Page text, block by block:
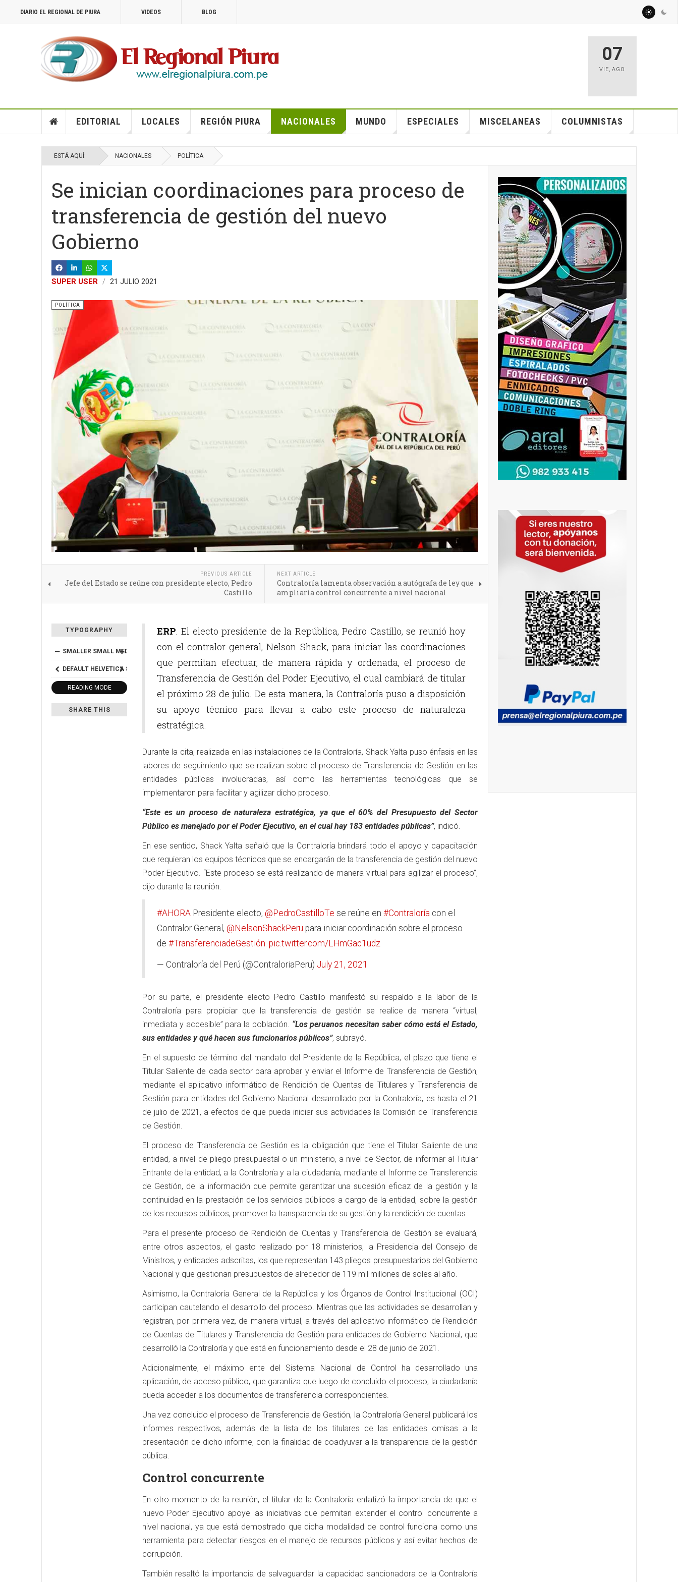
DIARIO EL REGIONAL DE PIURA VIDEOS BLOG
07
VIE,AGO
EDITORIAL LOCALES REGIÓN PIURA NACIONALES MUNDO ESPECIALES MISCELANEAS COLUMNISTAS
ESTÁ AQUÍ: NACIONALES POLÍTICA
Se inician coordinaciones para proceso de
transferencia de gestión del nuevo
Gobierno
SUPER USER 21 JULIO 2021
POLÍTICA
PREVIOUS ARTICLE
Jefe del Estado se reúne con presidente electo, Pedro
Castillo
NEXT ARTICLE
Contraloría lamenta observación a autógrafa de ley que
ampliaría control concurrente a nivel nacional
TYPOGRAPHY
SMALLER SMALL MEDIUM BIGGER
DEFAULT HELVETICA SEGOE GEORGIA TIMES
READING MODE
SHARE THIS
ERP. El electo presidente de la República, Pedro Castillo, se reunió hoy
con el contralor general, Nelson Shack, para iniciar las coordinaciones
que permitan efectuar, de manera rápida y ordenada, el proceso de
Transferencia de Gestión del Poder Ejecutivo, el cual cambiará de titular
el próximo 28 de julio. De esta manera, la Contraloría puso a disposición
su apoyo técnico para llevar a cabo este proceso de naturaleza
estratégica.
Durante la cita, realizada en las instalaciones de la Contraloría, Shack Yalta puso énfasis en las
labores de seguimiento que se realizan sobre el proceso de Transferencia de Gestión en las
entidades públicas involucradas, así como las herramientas tecnológicas que se
implementaron para facilitar y agilizar dicho proceso.
“Este es un proceso de naturaleza estratégica, ya que el 60% del Presupuesto del Sector
Público es manejado por el Poder Ejecutivo, en el cual hay 183 entidades públicas”, indicó.
En ese sentido, Shack Yalta señaló que la Contraloría brindará todo el apoyo y capacitación
que requieran los equipos técnicos que se encargarán de la transferencia de gestión del nuevo
Poder Ejecutivo. “Este proceso se está realizando de manera virtual para agilizar el proceso”,
dijo durante la reunión.
#AHORA Presidente electo, @PedroCastilloTe se reúne en #Contraloría con el
Contralor General, @NelsonShackPeru para iniciar coordinación sobre el proceso
de #TransferenciadeGestión. pic.twitter.com/LHmGac1udz
— Contraloría del Perú (@ContraloriaPeru) July 21, 2021
Por su parte, el presidente electo Pedro Castillo manifestó su respaldo a la labor de la
Contraloría para propiciar que la transferencia de gestión se realice de manera “virtual,
inmediata y accesible” para la población. “Los peruanos necesitan saber cómo está el Estado,
sus entidades y qué hacen sus funcionarios públicos”, subrayó.
En el supuesto de término del mandato del Presidente de la República, el plazo que tiene el
Titular Saliente de cada sector para aprobar y enviar el Informe de Transferencia de Gestión,
mediante el aplicativo informático de Rendición de Cuentas de Titulares y Transferencia de
Gestión para entidades del Gobierno Nacional desarrollado por la Contraloría, es hasta el 21
de julio de 2021, a efectos de que pueda iniciar sus actividades la Comisión de Transferencia
de Gestión.
El proceso de Transferencia de Gestión es la obligación que tiene el Titular Saliente de una
entidad, a nivel de pliego presupuestal o un ministerio, a nivel de Sector, de informar al Titular
Entrante de la entidad, a la Contraloría y a la ciudadanía, mediante el Informe de Transferencia
de Gestión, de la información que permite garantizar una sucesión eficaz de la gestión y la
continuidad en la prestación de los servicios públicos a cargo de la entidad, sobre la gestión
de los recursos públicos, promover la transparencia de su gestión y la rendición de cuentas.
Para el presente proceso de Rendición de Cuentas y Transferencia de Gestión se evaluará,
entre otros aspectos, el gasto realizado por 18 ministerios, la Presidencia del Consejo de
Ministros, y entidades adscritas, los que representan 143 pliegos presupuestarios del Gobierno
Nacional y que gestionan presupuestos de alrededor de 119 mil millones de soles al año.
Asimismo, la Contraloría General de la República y los Órganos de Control Institucional (OCI)
participan cautelando el desarrollo del proceso. Mientras que las actividades se desarrollan y
registran, por primera vez, de manera virtual, a través del aplicativo informático de Rendición
de Cuentas de Titulares y Transferencia de Gestión para entidades de Gobierno Nacional, que
desarrolló la Contraloría y que está en funcionamiento desde el 28 de junio de 2021.
Adicionalmente, el máximo ente del Sistema Nacional de Control ha desarrollado una
aplicación, de acceso público, que garantiza que luego de concluido el proceso, la ciudadanía
pueda acceder a los documentos de transferencia correspondientes.
Una vez concluido el proceso de Transferencia de Gestión, la Contraloría General publicará los
informes respectivos, además de la lista de los titulares de las entidades omisas a la
presentación de dicho informe, con la finalidad de coadyuvar a la transparencia de la gestión
pública.
Control concurrente
En otro momento de la reunión, el titular de la Contraloría enfatizó la importancia de que el
nuevo Poder Ejecutivo apoye las iniciativas que permitan extender el control concurrente a
nivel nacional, ya que está demostrado que dicha modalidad de control funciona como una
herramienta para detectar riesgos en el manejo de recursos públicos y así evitar hechos de
corrupción.
También resaltó la importancia de salvaguardar la capacidad sancionadora de la Contraloría